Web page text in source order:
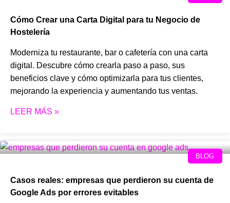
Cómo Crear una Carta Digital para tu Negocio de
Hostelería
Moderniza tu restaurante, bar o cafetería con una carta
digital. Descubre cómo crearla paso a paso, sus
beneficios clave y cómo optimizarla para tus clientes,
mejorando la experiencia y aumentando tus ventas.
LEER MÁS »
BLOG
Casos reales: empresas que perdieron su cuenta de
Google Ads por errores evitables